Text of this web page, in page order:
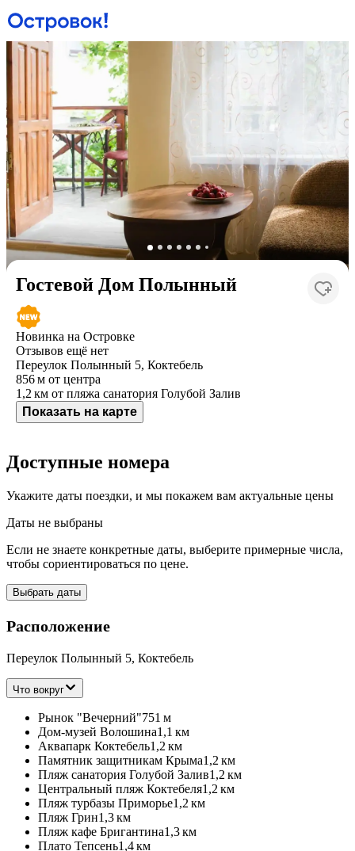
Гостевой Дом Полынный
Новинка на Островке
Отзывов ещё нет
Переулок Полынный 5, Коктебель
856 м от центра
1,2 км от пляжа санатория Голубой Залив
Показать на карте
Доступные номера
Укажите даты поездки, и мы покажем вам актуальные цены
Даты не выбраны
Если не знаете конкретные даты, выберите примерные числа,
чтобы сориентироваться по цене.
Выбрать даты
Расположение
Переулок Полынный 5, Коктебель
Что вокруг
Рынок "Вечерний"751 м
Дом-музей Волошина1,1 км
Аквапарк Коктебель1,2 км
Памятник защитникам Крыма1,2 км
Пляж санатория Голубой Залив1,2 км
Центральный пляж Коктебеля1,2 км
Пляж турбазы Приморье1,2 км
Пляж Грин1,3 км
Пляж кафе Бригантина1,3 км
Плато Тепсень1,4 км